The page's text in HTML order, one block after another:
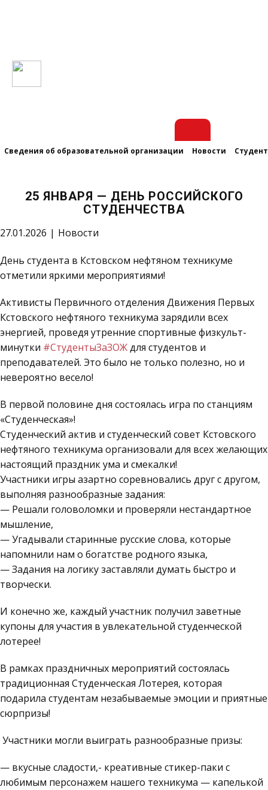
Сведения об образовательной организации Новости
25 ЯНВАРЯ — ДЕНЬ РОССИЙСКОГО
СТУДЕНЧЕСТВА
27.01.2026 Новости
День студента в Кстовском нефтяном техникуме
отметили яркими мероприятиями!
Активисты Первичного отделения Движения Первых
Кстовского нефтяного техникума зарядили всех
энергией, проведя утренние спортивные физкульт-
минутки #СтудентыЗаЗОЖдля студентов и
преподавателей. Это было не только полезно, но и
невероятно весело!
В первой половине дня состоялась игра по станциям
«Студенческая»!
Студенческий актив и студенческий совет Кстовского
нефтяного техникума организовали для всех желающих
настоящий праздник ума и смекалки!
Участники игры азартно соревновались друг с другом,
выполняя разнообразные задания:
— Решали головоломки и проверяли нестандартное
мышление,
— Угадывали старинные русские слова, которые
напомнили нам о богатстве родного языка,
— Задания на логику заставляли думать быстро и
творчески.
И конечно же, каждый участник получил заветные
купоны для участия в увлекательной студенческой
лотерее!
В рамках праздничных мероприятий состоялась
традиционная Студенческая Лотерея, которая
подарила студентам незабываемые эмоции и приятные
сюрпризы!
Участники могли выиграть разнообразные призы:
— вкусные сладости,- креативные стикер-паки с
любимым персонажем нашего техникума — капелькой